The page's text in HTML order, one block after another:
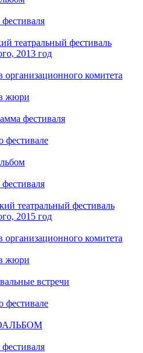
театральный фестиваль
2013 год
организационного комитета
жюри
фестиваля
театральный фестиваль
2015 год
организационного комитета
жюри
встречи